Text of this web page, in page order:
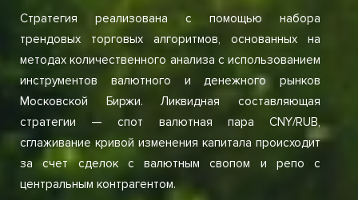
Стратегия реализована с помощью набора
трендовых торговых алгоритмов, основанных на
методах количественного анализа с использованием
инструментов валютного и денежного рынков
Московской Биржи. Ликвидная составляющая
стратегии — спот валютная пара CNY/RUB,
сглаживание кривой изменения капитала происходит
за счет сделок с валютным свопом и репо с
центральным контрагентом.